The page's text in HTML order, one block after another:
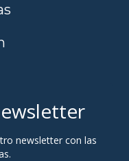
newsletter con las